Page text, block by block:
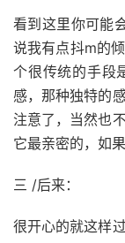
看到这里你可能
说我有点抖m的
个很传统的手段
感，那种独特的
注意了，当然也
它最亲密的，如
三 /后来：
很开心的就这样